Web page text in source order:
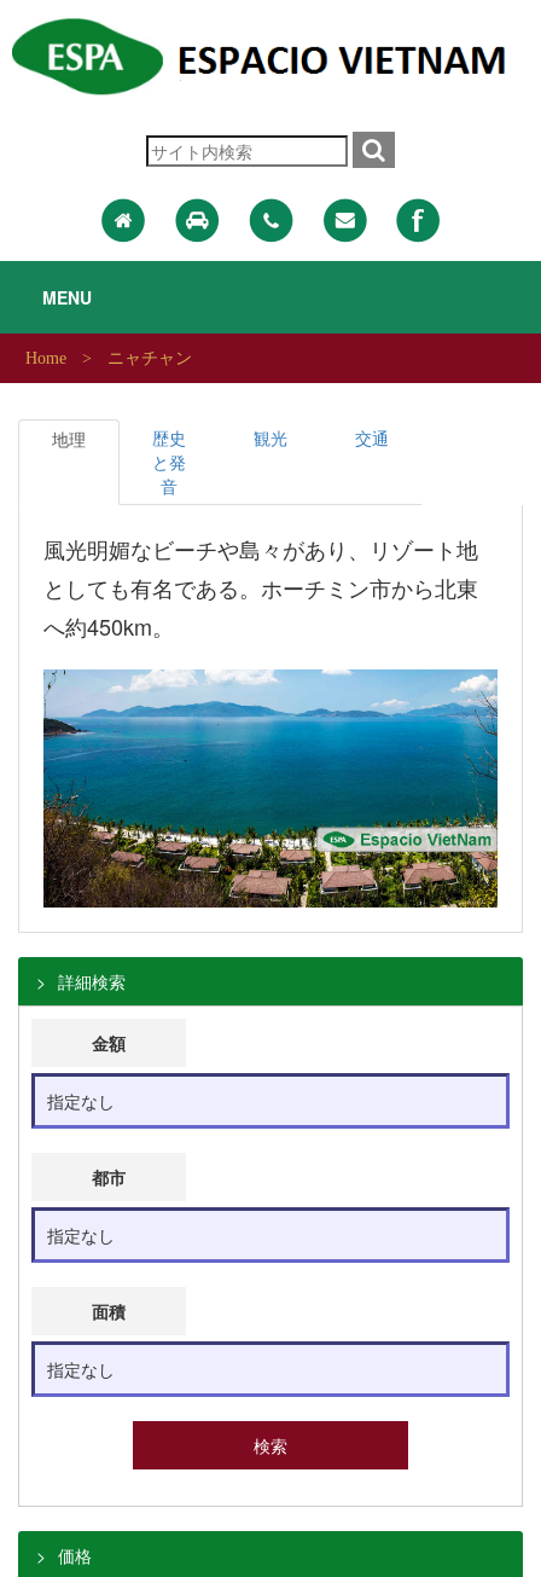
MENU
Home > ニャチャン
地理
歴史
と発
音
観光 交通
風光明媚なビーチや島々があり、リゾート地
としても有名である。ホーチミン市から北東
へ約450km。
詳細検索
金額
都市
面積
価格